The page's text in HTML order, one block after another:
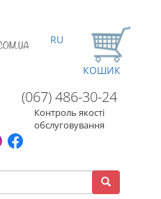
(067) 486-30-24
Контроль якості
обслуговування
RU
КОШИК